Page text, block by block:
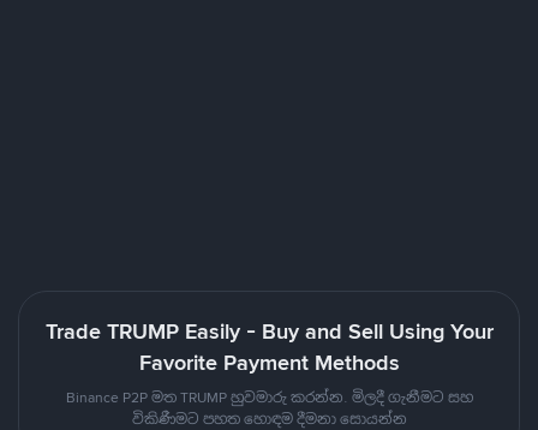
Trade TRUMP Easily - Buy and Sell Using Your
Favorite Payment Methods
Binance P2P මත TRUMP හුවමාරු කරන්න. මිලදී ගැනීමට සහ
විකිණීමට පහත හොඳම දීමනා සොයන්න